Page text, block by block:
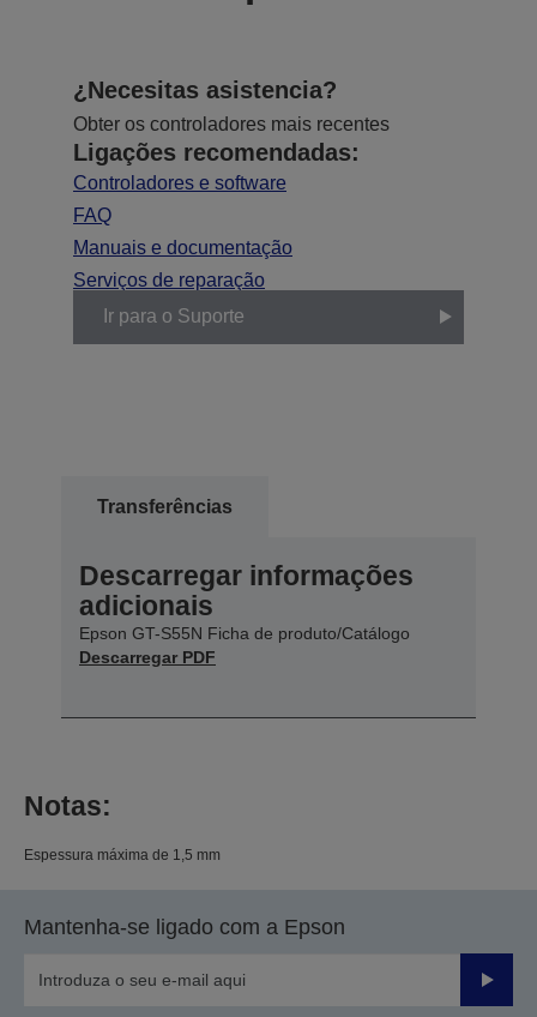
¿Necesitas asistencia?
Obter os controladores mais recentes
Ligações recomendadas:
Controladores e software
FAQ
Manuais e documentação
Serviços de reparação
Ir para o Suporte
Transferências
Descarregar informações
adicionais
Epson GT-S55N Ficha de produto/Catálogo
Descarregar PDF
Notas:
Espessura máxima de 1,5 mm
Mantenha-se ligado com a Epson
Enviar